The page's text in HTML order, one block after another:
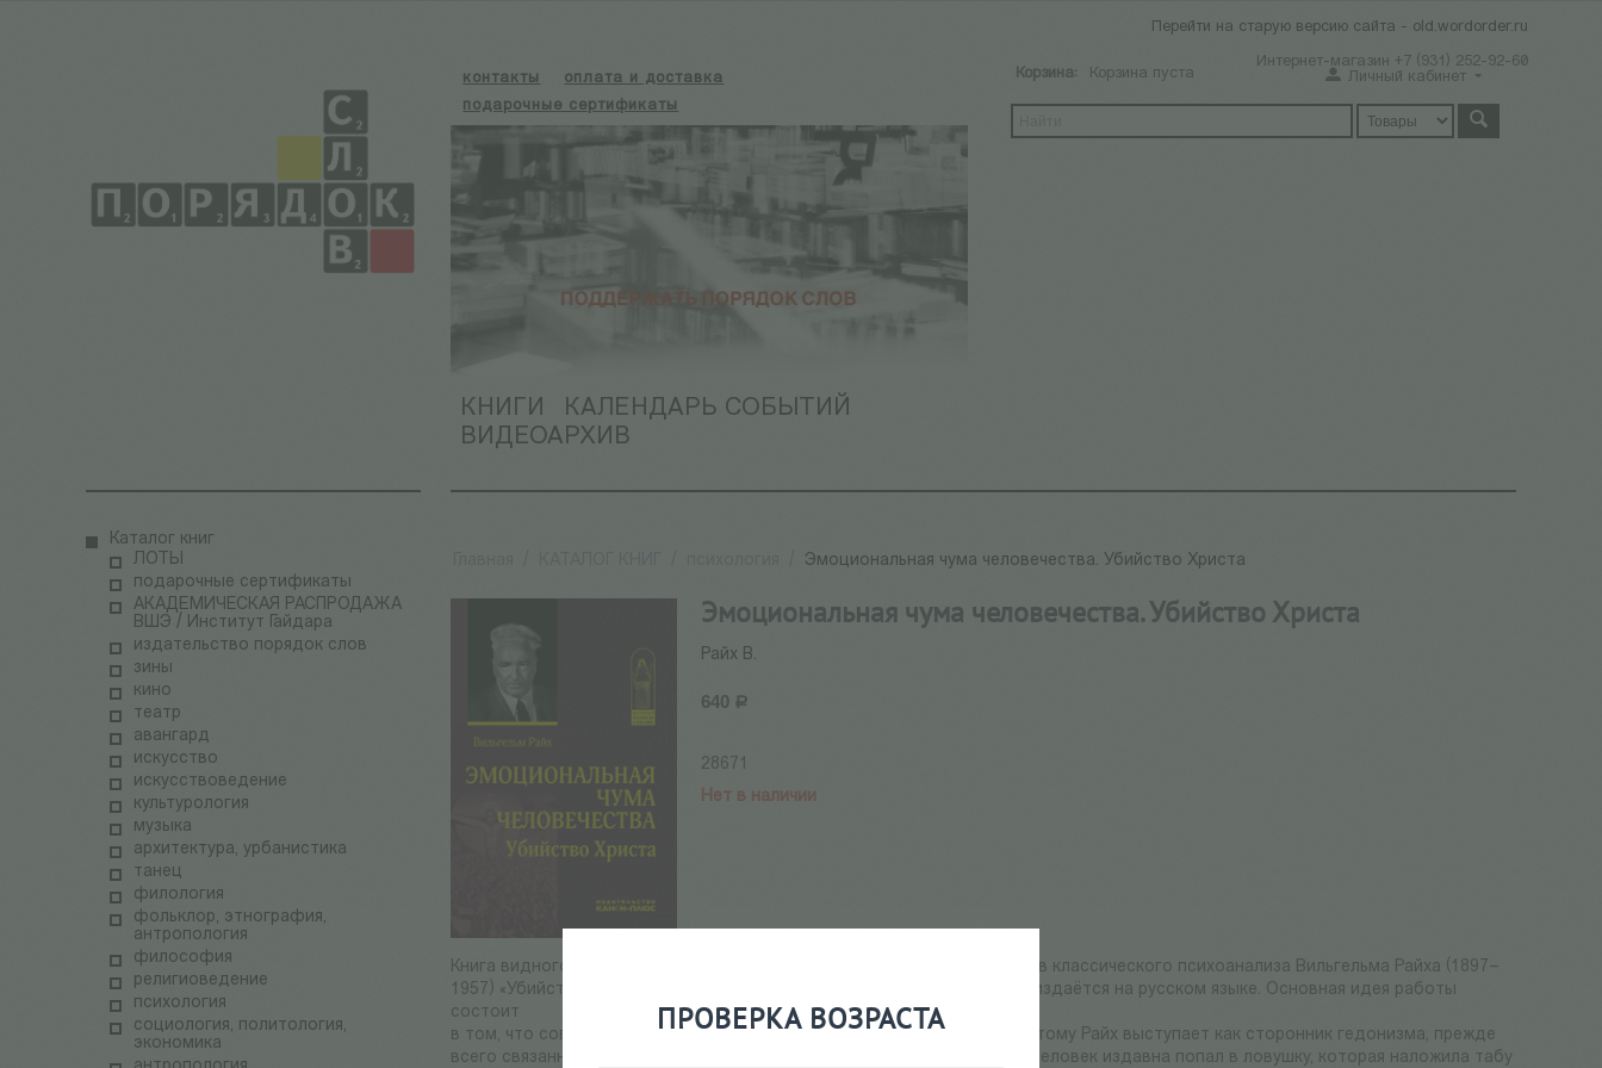
ПРОВЕРКА ВОЗРАСТА
Перейти на старую версию сайта - old.wordorder.ru
Интернет-магазин +7 (931) 252-92-60
контакты
оплата и доставка
подарочные сертификаты
КНИГИ
КАЛЕНДАРЬ СОБЫТИЙ
ВИДЕОАРХИВ
Корзина: Корзина пуста Личный кабинет
Каталог книг
ЛОТЫ
подарочные сертификаты
АКАДЕМИЧЕСКАЯ РАСПРОДАЖА
ВШЭ / Институт Гайдара
издательство порядок слов
зины
кино
театр
авангард
искусство
искусствоведение
культурология
музыка
архитектура, урбанистика
танец
филология
фольклор, этнография,
антропология
философия
религиоведение
психология
социология, политология,
экономика
Эмоциональная чума человечества. Убийство Христа
Эмоциональная чума человечества. Убийство Христа
Райх В.
640 Р
28671
Нет в наличии
Книга видного австрийского психолога и психиатра, одного из лидеров классического психоанализа Вильгельма Райха (1897–
1957) «Убийство Христа. Эмоциональная чума человечества» впервые издаётся на русском языке. Основная идея работы
состоит
в том, что современная культура репрессирует телесные радости. Поэтому Райх выступает как сторонник гедонизма, прежде
всего связанного с полнотой любовных переживаний. По его мнению, человек издавна попал в ловушку, которая наложила табу